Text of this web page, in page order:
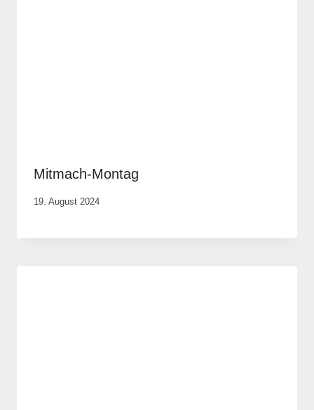
Mitmach-Montag
Von
Krause
19. August 2024